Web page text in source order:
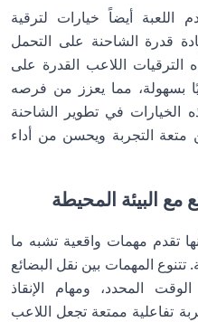
أيضاً خيارات لترقية
قدرة الشاحنة على التحمل
الترقيات اللاعب القدرة على
بسهولة، مما يعزز من فرصه
الخيارات في تطوير الشاحنة
التجربة ويحسن من أداء
البيئة المحيطة
تقدم مهمات واقعية تشبه ما
تتنوع المهمات بين نقل البضائع
المحدد، ومهام الإنقاذ
تفاعلية ممتعة تجعل اللاعب